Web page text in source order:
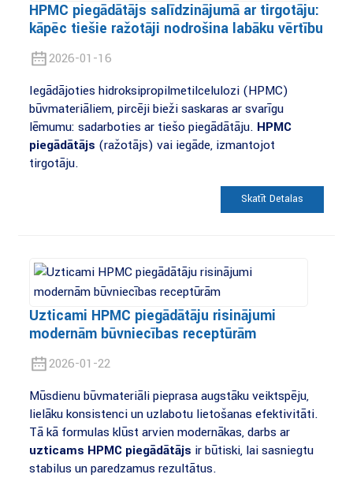
HPMC piegādātājs salīdzinājumā ar tirgotāju:
kāpēc tiešie ražotāji nodrošina labāku vērtību
2026-01-16
Iegādājoties hidroksipropilmetilcelulozi (HPMC)
būvmateriāliem, pircēji bieži saskaras ar svarīgu
lēmumu: sadarboties ar tiešo piegādātāju. HPMC
piegādātājs (ražotājs) vai iegāde, izmantojot
tirgotāju.
Skatīt Detaļas
Uzticami HPMC piegādātāju risinājumi
modernām būvniecības receptūrām
2026-01-22
Mūsdienu būvmateriāli pieprasa augstāku veiktspēju,
lielāku konsistenci un uzlabotu lietošanas efektivitāti.
Tā kā formulas kļūst arvien modernākas, darbs ar
uzticams HPMC piegādātājs ir būtiski, lai sasniegtu
stabilus un paredzamus rezultātus.